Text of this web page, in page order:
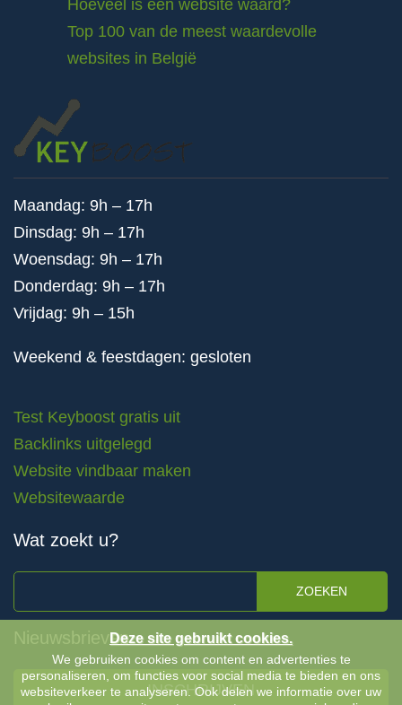
Hoeveel is een website waard?
Top 100 van de meest waardevolle
websites in België
Maandag: 9h – 17h
Dinsdag: 9h – 17h
Woensdag: 9h – 17h
Donderdag: 9h – 17h
Vrijdag: 9h – 15h
Weekend & feestdagen: gesloten
Test Keyboost gratis uit
Backlinks uitgelegd
Website vindbaar maken
Websitewaarde
Wat zoekt u?
ZOEKEN
Nieuwsbrieven
INSCHRIJVEN
Deze site gebruikt cookies.
We gebruiken cookies om content en advertenties te
personaliseren, om functies voor social media te bieden en ons
websiteverkeer te analyseren. Ook delen we informatie over uw